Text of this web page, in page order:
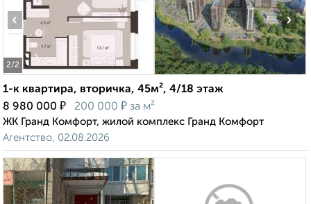
2/2
‹ ›
1-к квартира, вторичка, 45м², 4/18 этаж
8 980 000 ₽ 200 000 ₽ за м²
ЖК Гранд Комфорт, жилой комплекс Гранд Комфорт
Агентство, 02.08.2026